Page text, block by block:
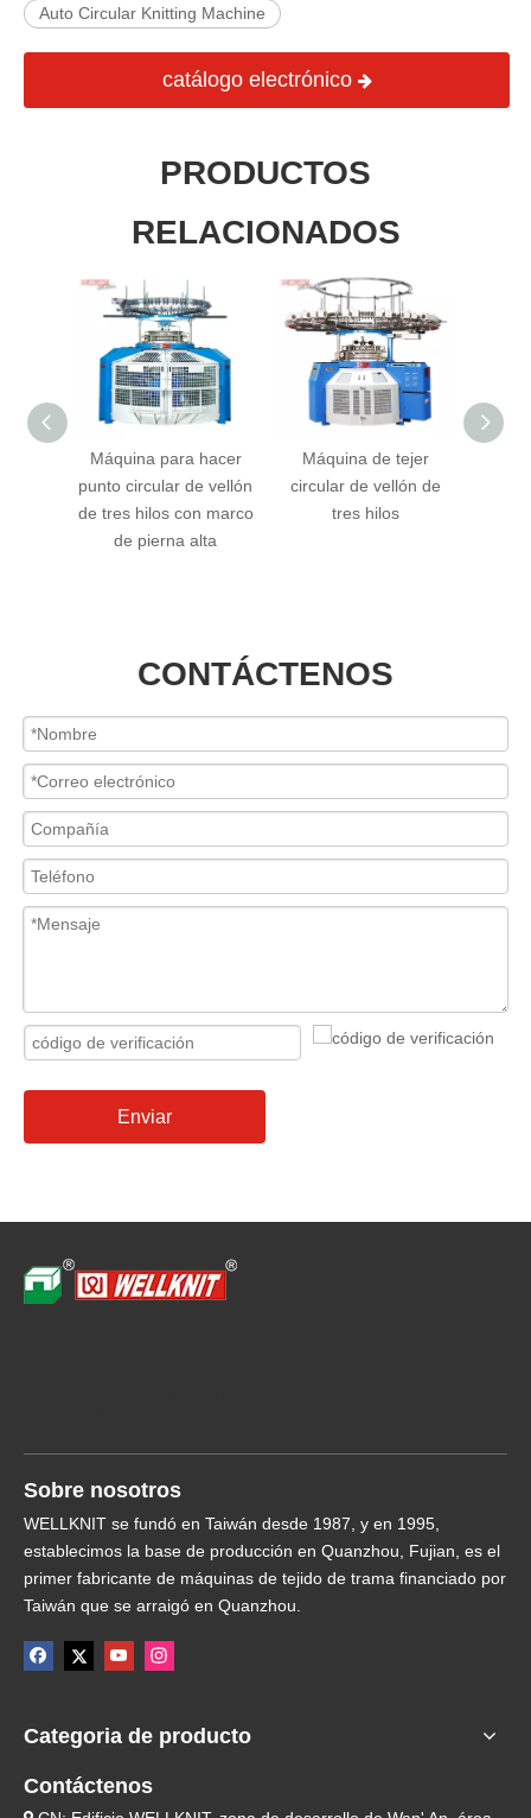
Auto Circular Knitting Machine
catálogo electrónico
PRODUCTOS
RELACIONADOS
Máquina para hacer
punto circular de vellón
de tres hilos con marco
de pierna alta
Máquina de tejer
circular de vellón de
tres hilos
CONTÁCTENOS
Enviar
Sobre nosotros
WELLKNIT se fundó en Taiwán desde 1987, y en 1995,
establecimos la base de producción en Quanzhou, Fujian, es el
primer fabricante de máquinas de tejido de trama financiado por
Taiwán que se arraigó en Quanzhou.
Categoria de producto
Contáctenos